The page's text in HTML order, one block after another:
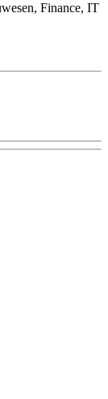
Finance, IT